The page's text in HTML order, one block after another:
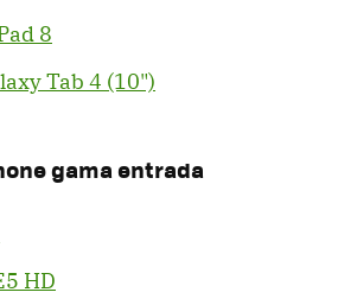
8
Tab 4 (10")
gama entrada
HD